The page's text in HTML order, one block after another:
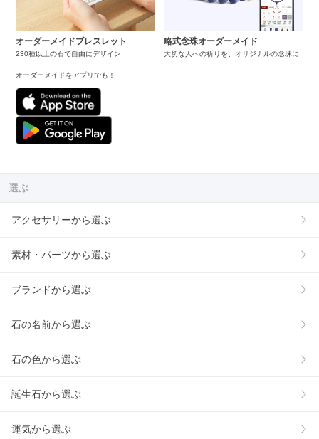
オーダーメイドブレスレット
230種以上の石で自由にデザイン
オーダーメイドをアプリでも！
略式念珠オーダーメイド
大切な人への祈りを、オリジナルの念珠に
選ぶ
アクセサリーから選ぶ
素材・パーツから選ぶ
ブランドから選ぶ
石の名前から選ぶ
石の色から選ぶ
誕生石から選ぶ
運気から選ぶ